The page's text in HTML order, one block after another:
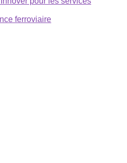
ferroviaire